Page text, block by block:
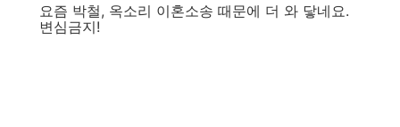
요즘 박철, 옥소리 이혼소송 때문에 더 와 닿네요.
변심금지!